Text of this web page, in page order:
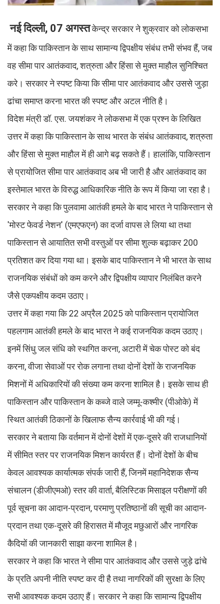
नई दिल्ली, 07 अगस्तकेन्द्र सरकार ने शुक्रवार को लोकसभा
में कहा कि पाकिस्तान के साथ सामान्य द्विपक्षीय संबंध तभी संभव हैं, जब
वह सीमा पार आतंकवाद, शत्रुता और हिंसा से मुक्त माहौल सुनिश्चित
करे। सरकार ने स्पष्ट किया कि सीमा पार आतंकवाद और उससे जुड़ा
ढांचा समाप्त करना भारत की स्पष्ट और अटल नीति है।
विदेश मंत्री डॉ. एस. जयशंकर ने लोकसभा में एक प्रश्न के लिखित
उत्तर में कहा कि पाकिस्तान के साथ भारत के संबंध आतंकवाद, शत्रुता
और हिंसा से मुक्त माहौल में ही आगे बढ़ सकते हैं। हालांकि, पाकिस्तान
से प्रायोजित सीमा पार आतंकवाद अब भी जारी है और आतंकवाद का
इस्तेमाल भारत के विरुद्ध आधिकारिक नीति के रूप में किया जा रहा है।
सरकार ने कहा कि पुलवामा आतंकी हमले के बाद भारत ने पाकिस्तान से
'मोस्ट फेवर्ड नेशन' (एमएफएन) का दर्जा वापस ले लिया था तथा
पाकिस्तान से आयातित सभी वस्तुओं पर सीमा शुल्क बढ़ाकर 200
प्रतिशत कर दिया गया था। इसके बाद पाकिस्तान ने भी भारत के साथ
राजनयिक संबंधों को कम करने और द्विपक्षीय व्यापार निलंबित करने
जैसे एकपक्षीय कदम उठाए।
उत्तर में कहा गया कि 22 अप्रैल 2025 को पाकिस्तान प्रायोजित
पहलगाम आतंकी हमले के बाद भारत ने कई राजनयिक कदम उठाए।
इनमें सिंधु जल संधि को स्थगित करना, अटारी में चेक पोस्ट को बंद
करना, वीजा सेवाओं पर रोक लगाना तथा दोनों देशों के राजनयिक
मिशनों में अधिकारियों की संख्या कम करना शामिल है। इसके साथ ही
पाकिस्तान और पाकिस्तान के कब्जे वाले जम्मू-कश्मीर (पीओके) में
स्थित आतंकी ठिकानों के खिलाफ सैन्य कार्रवाई भी की गई।
सरकार ने बताया कि वर्तमान में दोनों देशों में एक-दूसरे की राजधानियों
में सीमित स्तर पर राजनयिक मिशन कार्यरत हैं। दोनों देशों के बीच
केवल आवश्यक कार्यात्मक संपर्क जारी हैं, जिनमें महानिदेशक सैन्य
संचालन (डीजीएमओ) स्तर की वार्ता, बैलिस्टिक मिसाइल परीक्षणों की
पूर्व सूचना का आदान-प्रदान, परमाणु प्रतिष्ठानों की सूची का आदान-
प्रदान तथा एक-दूसरे की हिरासत में मौजूद मछुआरों और नागरिक
कैदियों की जानकारी साझा करना शामिल है।
सरकार ने कहा कि भारत ने सीमा पार आतंकवाद और उससे जुड़े ढांचे
के प्रति अपनी नीति स्पष्ट कर दी है तथा नागरिकों की सुरक्षा के लिए
सभी आवश्यक कदम उठाए हैं। सरकार ने कहा कि सामान्य द्विपक्षीय